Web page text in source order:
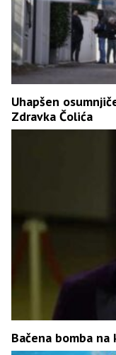
Uhapšen
Zdravka Čolića
Bačena bomba na